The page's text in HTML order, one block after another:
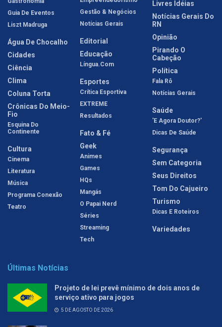
Guia De Eventos
Liszt Madruga
Água De Chocalho
Cidades
Ciência
Clima
Coluna Torta
Crônicas Do Meio-
Fio
Esquina Do
Continente
Cultura
Cinema
Literatura
Música
Programa Conexão
Teatro
Gestão & Negócios
Notícias Gerais
Editorial
Educação
Língua.com
Esportes
Crítica Esportiva
EXTREME
Resultados
Fato & Fé
Geek
Animes
Games
HQs
Mangás
O Papai Nerd
Séries
Streaming
Tech
Livres Idéias
Notícias Gerais Do
RN
Opinião
Pirando O
Cabeção
Política
Fala Rô
Notícias Gerais
Saúde
'E Agora Doutor?'
Dicas De Saúde
Segurança
Sem Categoria
Seus Direitos
Tom Do Cajueiro
Turismo
Dicas E Roteiros
Variedades
Últimas Notícias
Projeto de lei prevê mínimo de dois anos de
serviço ativo para jogos
5 DE AGOSTO DE 2026